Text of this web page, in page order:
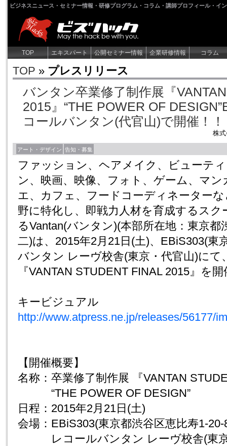
ビジネスニュース・セミナー情報・研修プログラム・コラム・講師プロフィール・イ
TOP エキスパート 公開セミナー情報 企業研修情報 コラム
TOP » プレスリリース
バンタン卒業修了制作展『
2015』“THE POWER OF
コールバンタン(代官山)で開催！！
株
アート・デザイン 告知・募集
ファッション、ヘアメイク、ビューテ
ン、映画、映像、フォト、ゲーム、マ
エ、カフェ、フードコーディネーター
野に特化し、即戦力人材を育成するス
るVantan(バンタン)(本部所在地：東京都
二)は、2015年2月21日(土)、EBiS303(東
バンタン レーヴ校舎(東京・代官山)にて
『VANTAN STUDENT FINAL 2015』を
キービジュアル
http://www.atpress.ne.jp/releases/56177/
【開催概要】
名称：卒業修了制作展 『VANTAN
“THE POWER OF DESIGN”
日程：2015年2月21日(土)
会場：EBiS303(東京都渋谷区恵比寿1-20-
レコールバンタン レーヴ校舎(東京